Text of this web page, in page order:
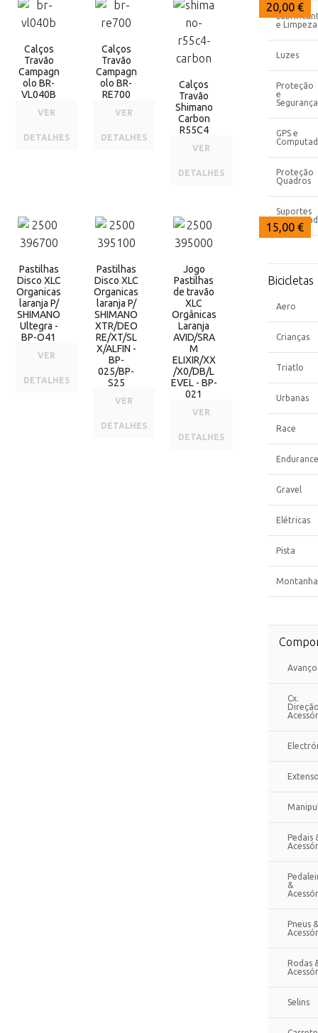
35,00 €
Calços
Travão
Campagn
olo BR-
VL040B
VER
DETALHES
28,91 €
Calços
Travão
Campagn
olo BR-
RE700
VER
DETALHES
20,00 €
Calços
Travão
Shimano
Carbon
R55C4
VER
DETALHES
15,00 €
Pastilhas
Disco XLC
Organicas
laranja P/
SHIMANO
Ultegra -
BP-O41
VER
DETALHES
15,00 €
Pastilhas
Disco XLC
Organicas
laranja P/
SHIMANO
XTR/DEO
RE/XT/SL
X/ALFIN -
BP-
025/BP-
S25
VER
DETALHES
15,00 €
Jogo
Pastilhas
de travão
XLC
Orgânicas
Laranja
AVID/SRA
M
ELIXIR/XX
/X0/DB/L
EVEL - BP-
021
VER
DETALHES
e Limpeza
Luzes
Proteção
e
Segurança
GPS e
Proteção
Quadros
Suportes
Bicicletas
Aero
Crianças
Triatlo
Urbanas
Race
Endurance
Gravel
Elétricas
Pista
Montanha
Cx.
Pedais
&
Pneus &
Rodas
Selins